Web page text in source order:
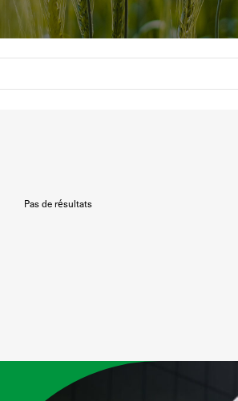
Pas de résultats